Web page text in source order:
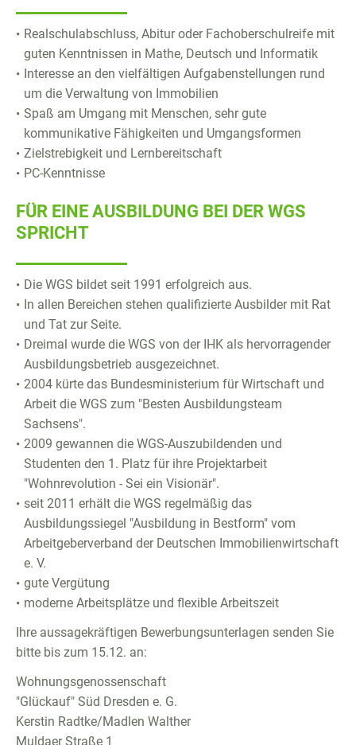
Realschulabschluss, Abitur oder Fachoberschulreife mit
guten Kenntnissen in Mathe, Deutsch und Informatik
Interesse an den vielfältigen Aufgabenstellungen rund
um die Verwaltung von Immobilien
Spaß am Umgang mit Menschen, sehr gute
kommunikative Fähigkeiten und Umgangsformen
Zielstrebigkeit und Lernbereitschaft
PC-Kenntnisse
FÜR EINE AUSBILDUNG BEI DER WGS
SPRICHT
Die WGS bildet seit 1991 erfolgreich aus.
In allen Bereichen stehen qualifizierte Ausbilder mit Rat
und Tat zur Seite.
Dreimal wurde die WGS von der IHK als hervorragender
Ausbildungsbetrieb ausgezeichnet.
2004 kürte das Bundesministerium für Wirtschaft und
Arbeit die WGS zum "Besten Ausbildungsteam
Sachsens".
2009 gewannen die WGS-Auszubildenden und
Studenten den 1. Platz für ihre Projektarbeit
"Wohnrevolution - Sei ein Visionär".
seit 2011 erhält die WGS regelmäßig das
Ausbildungssiegel "Ausbildung in Bestform" vom
Arbeitgeberverband der Deutschen Immobilienwirtschaft
e. V.
gute Vergütung
moderne Arbeitsplätze und flexible Arbeitszeit
Ihre aussagekräftigen Bewerbungsunterlagen senden Sie
bitte bis zum 15.12. an:
Wohnungsgenossenschaft
"Glückauf" Süd Dresden e. G.
Kerstin Radtke/Madlen Walther
Muldaer Straße 1